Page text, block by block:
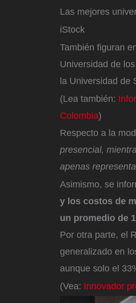
Las mejores
iStock
También figuran
Universidad de
la Universidad de
(Lea también:
Colombia)
Respecto a la
presencial,
apenas
Asimismo, se
y los costos de
un promedio de
Por otra parte, el
generalizado en
aunque solo el
(Vea: Innovador